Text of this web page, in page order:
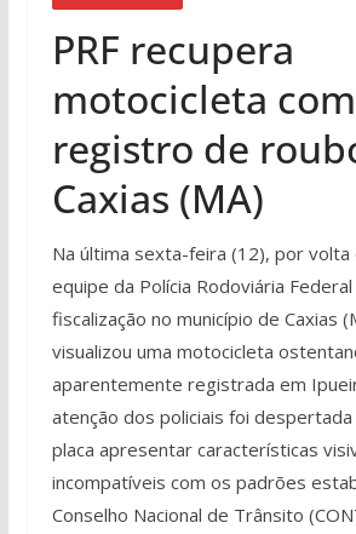
PRF recupera
motocicleta com
registro de
Caxias (MA)
Na última sexta-feira (12), por volta
equipe da Polícia Rodoviária
fiscalização no município de Caxias
visualizou uma motocicleta
aparentemente registrada em
atenção dos policiais foi
placa apresentar características
incompatíveis com os padrões
Conselho Nacional de Trânsito